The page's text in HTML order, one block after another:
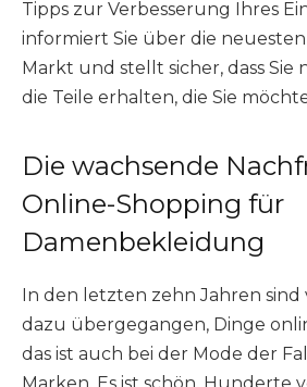
Tipps zur Verbesserung Ihres
informiert Sie über die
Markt und stellt sicher, dass Sie
die Teile erhalten, die Sie
Die wachsende
Online-Shopping für
Damenbekleidung
In den letzten zehn Jahren sind
dazu übergegangen, Dinge
das ist auch bei der Mode der Fall